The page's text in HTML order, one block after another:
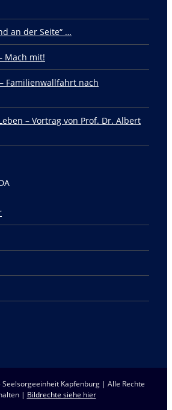
an der Seite“ …
Mach mit!
Familienwallfahrt nach
– Vortrag von Prof. Dr. Albert
Kapfenburg | Alle Rechte
| Bildrechte siehe hier